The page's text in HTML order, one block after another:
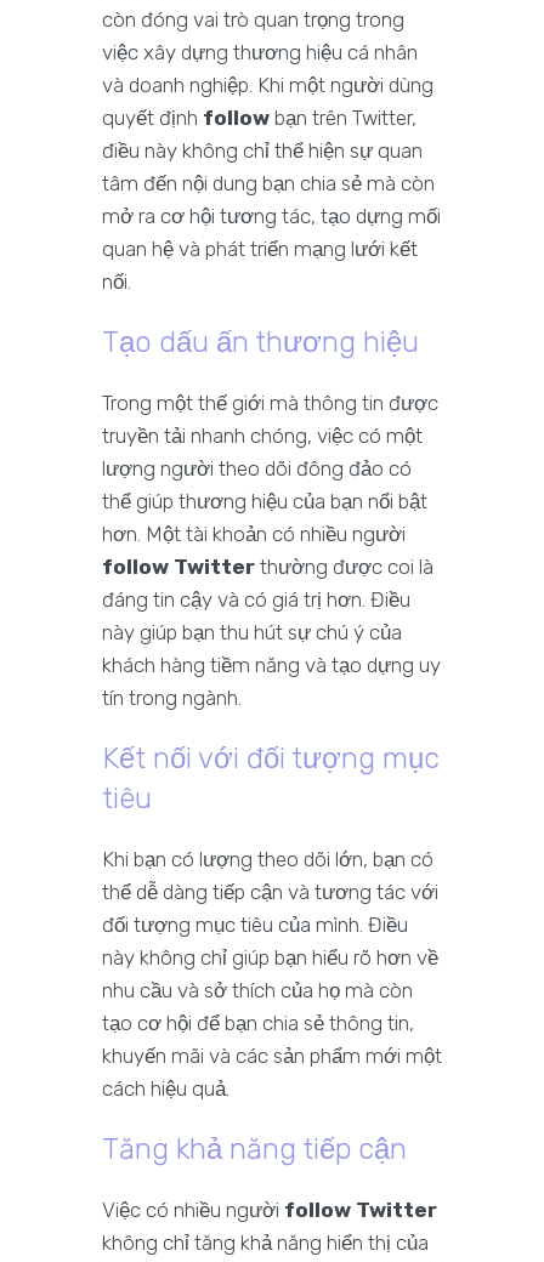
còn đóng vai trò quan trọng trong
việc xây dựng thương hiệu cá nhân
và doanh nghiệp. Khi một người dùng
quyết định follow bạn trên Twitter,
điều này không chỉ thể hiện sự quan
tâm đến nội dung bạn chia sẻ mà còn
mở ra cơ hội tương tác, tạo dựng mối
quan hệ và phát triển mạng lưới kết
nối.
Tạo dấu ấn thương hiệu
Trong một thế giới mà thông tin được
truyền tải nhanh chóng, việc có một
lượng người theo dõi đông đảo có
thể giúp thương hiệu của bạn nổi bật
hơn. Một tài khoản có nhiều người
follow Twitter thường được coi là
đáng tin cậy và có giá trị hơn. Điều
này giúp bạn thu hút sự chú ý của
khách hàng tiềm năng và tạo dựng uy
tín trong ngành.
Kết nối với đối tượng mục
tiêu
Khi bạn có lượng theo dõi lớn, bạn có
thể dễ dàng tiếp cận và tương tác với
đối tượng mục tiêu của mình. Điều
này không chỉ giúp bạn hiểu rõ hơn về
nhu cầu và sở thích của họ mà còn
tạo cơ hội để bạn chia sẻ thông tin,
khuyến mãi và các sản phẩm mới một
cách hiệu quả.
Tăng khả năng tiếp cận
Việc có nhiều người follow Twitter
không chỉ tăng khả năng hiển thị của